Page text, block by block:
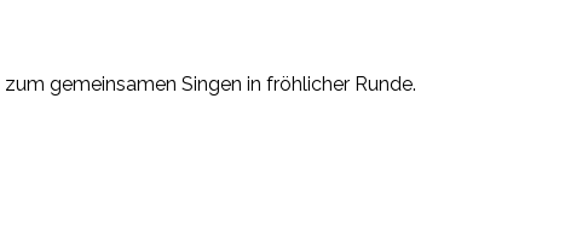
zum gemeinsamen Singen in fröhlicher Runde.